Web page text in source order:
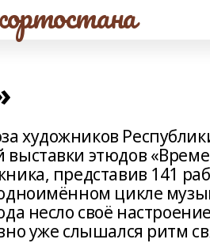
художников
этюдов
представив 141
цикле
несло своё
уже слышался ритм